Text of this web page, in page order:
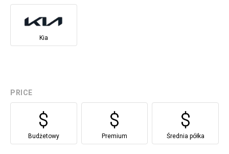
Kia
PRICE
Budżetowy Premium Średnia półka